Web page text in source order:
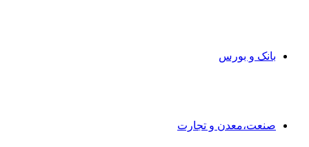
بانک و بورس
صنعت،معدن و تجارت